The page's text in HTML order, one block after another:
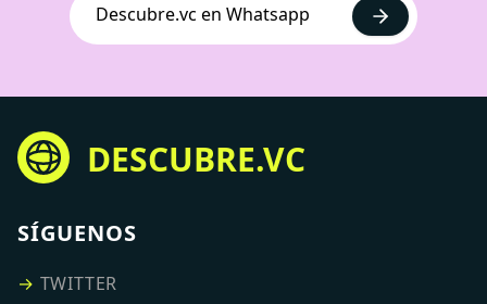
Descubre.vc en Whatsapp
DESCUBRE.VC
SÍGUENOS
→ TWITTER